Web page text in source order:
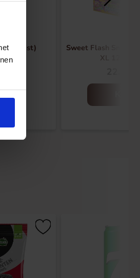
30g (1st)
Sweet Flash Snot
XL 120g